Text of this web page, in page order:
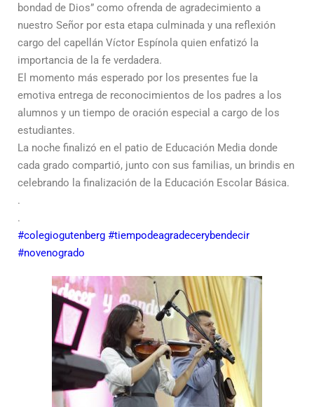
bondad de Dios” como ofrenda de agradecimiento a
nuestro Señor por esta etapa culminada y una reflexión
cargo del capellán Víctor Espínola quien enfatizó la
importancia de la fe verdadera.
El momento más esperado por los presentes fue la
emotiva entrega de reconocimientos de los padres a los
alumnos y un tiempo de oración especial a cargo de los
estudiantes.
La noche finalizó en el patio de Educación Media donde
cada grado compartió, junto con sus familias, un brindis en
celebrando la finalización de la Educación Escolar Básica.
.
.
#colegiogutenberg #tiempodeagradecerybendecir
#novenogrado